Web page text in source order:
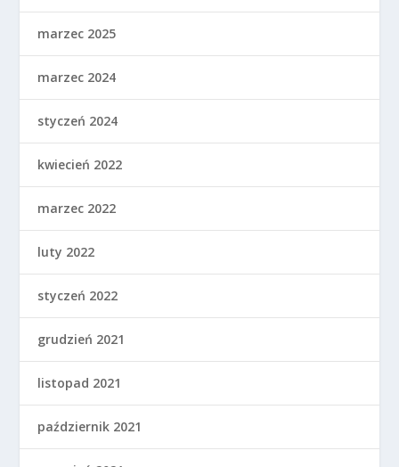
marzec 2025
marzec 2024
styczeń 2024
kwiecień 2022
marzec 2022
luty 2022
styczeń 2022
grudzień 2021
listopad 2021
październik 2021